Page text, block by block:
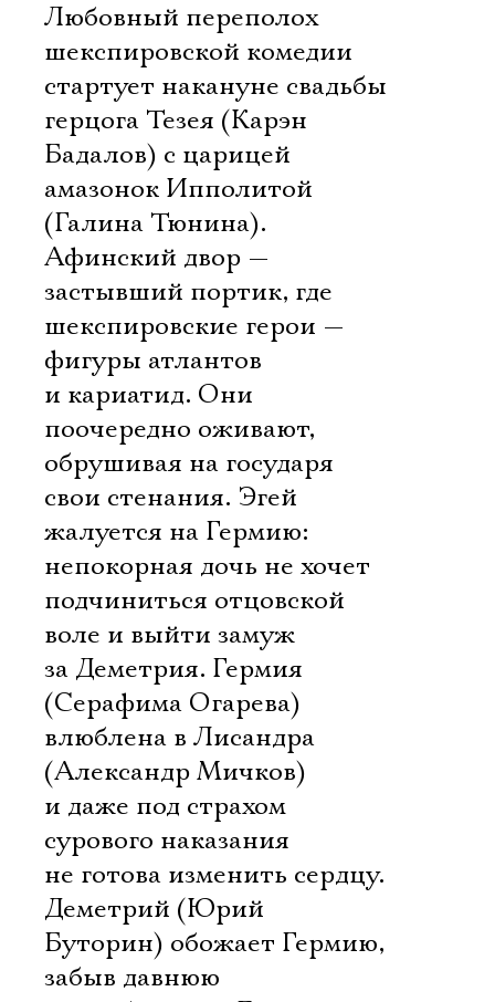
Любовный переполох
шекспировской комедии
стартует накануне свадьбы
герцога Тезея (Карэн
Бадалов) с царицей
амазонок Ипполитой
(Галина Тюнина).
Афинский двор —
застывший портик, где
шекспировские герои —
фигуры атлантов
и кариатид. Они
поочередно оживают,
обрушивая на государя
свои стенания. Эгей
жалуется на Гермию:
непокорная дочь не хочет
подчиниться отцовской
воле и выйти замуж
за Деметрия. Гермия
(Серафима Огарева)
влюблена в Лисандра
(Александр Мичков)
и даже под страхом
сурового наказания
не готова изменить сердцу.
Деметрий (Юрий
Буторин) обожает Гермию,
забыв давнюю